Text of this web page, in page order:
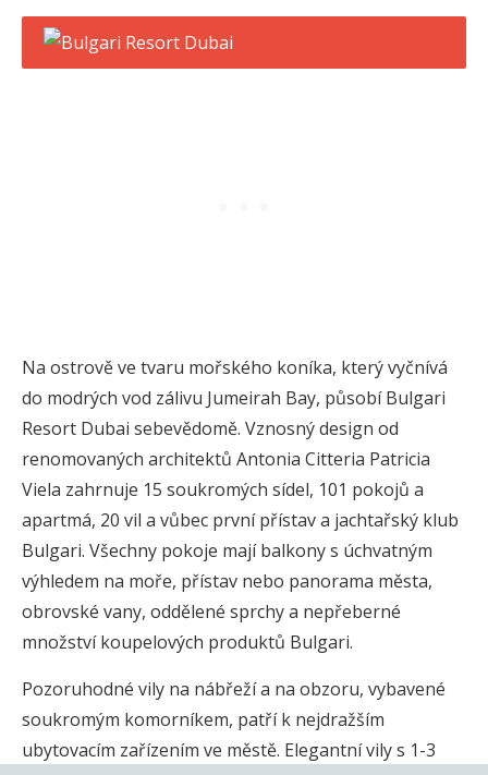
Na ostrově ve tvaru mořského koníka, který vyčnívá
do modrých vod zálivu Jumeirah Bay, působí Bulgari
Resort Dubai sebevědomě. Vznosný design od
renomovaných architektů Antonia Citteria Patricia
Viela zahrnuje 15 soukromých sídel, 101 pokojů a
apartmá, 20 vil a vůbec první přístav a jachtařský klub
Bulgari. Všechny pokoje mají balkony s úchvatným
výhledem na moře, přístav nebo panorama města,
obrovské vany, oddělené sprchy a nepřeberné
množství koupelových produktů Bulgari.
Pozoruhodné vily na nábřeží a na obzoru, vybavené
soukromým komorníkem, patří k nejdražším
ubytovacím zařízením ve městě. Elegantní vily s 1-3